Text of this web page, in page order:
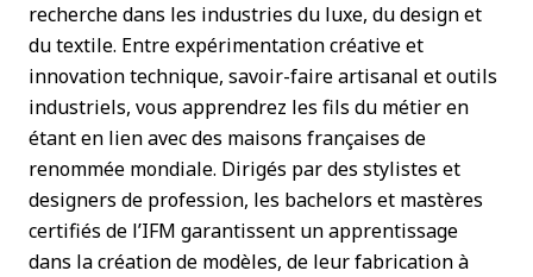
recherche dans les industries du luxe, du design et
du textile. Entre expérimentation créative et
innovation technique, savoir-faire artisanal et outils
industriels, vous apprendrez les fils du métier en
étant en lien avec des maisons françaises de
renommée mondiale. Dirigés par des stylistes et
designers de profession, les bachelors et mastères
certifiés de l’IFM garantissent un apprentissage
dans la création de modèles, de leur fabrication à